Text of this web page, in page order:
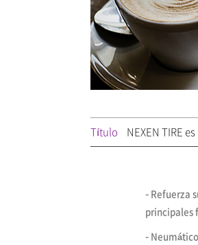
Título NEXEN TIRE
- Refuerza
principales
-